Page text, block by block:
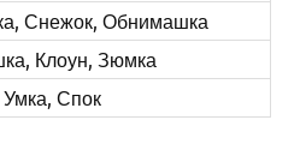
Снежок, Обнимашка
Клоун, Зюмка
Спок